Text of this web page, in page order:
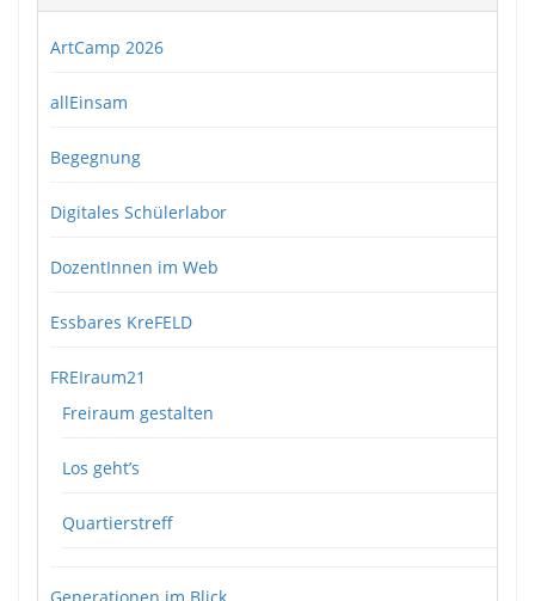
ArtCamp 2026
allEinsam
Begegnung
Digitales Schülerlabor
DozentInnen im Web
Essbares KreFELD
FREIraum21
Freiraum gestalten
Los geht’s
Quartierstreff
Generationen im Blick